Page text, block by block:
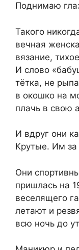
Поднимаю
Такого
вечная
вязание,
И слово
тётка, не
в окошко на
плачь в свою
И вдруг они
Крутые. Им за
Они
пришлась на
веселящего
летают и
всю ночь до